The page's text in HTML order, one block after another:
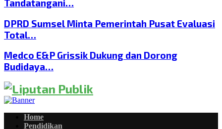
Tandatangani…
DPRD Sumsel Minta Pemerintah Pusat Evaluasi
Total…
Medco E&P Grissik Dukung dan Dorong
Budidaya…
Home
Pendidikan